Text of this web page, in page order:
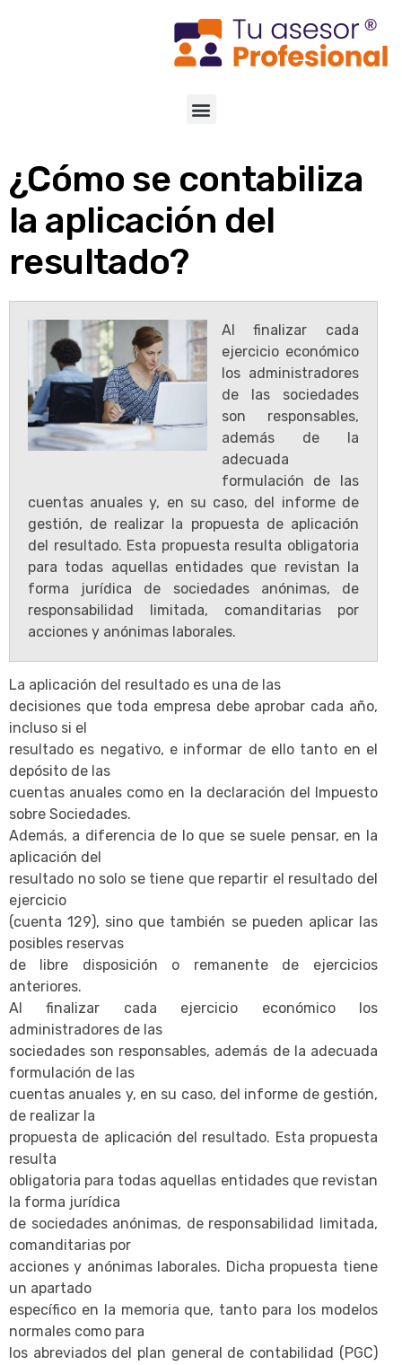
¿Cómo se contabiliza
la aplicación del
resultado?
Al finalizar cada
ejercicio económico
los administradores
de las sociedades
son responsables,
además de la
adecuada
formulación de las
cuentas anuales y, en su caso, del informe de
gestión, de realizar la propuesta de aplicación
del resultado. Esta propuesta resulta obligatoria
para todas aquellas entidades que revistan la
forma jurídica de sociedades anónimas, de
responsabilidad limitada, comanditarias por
acciones y anónimas laborales.
La aplicación del resultado es una de las
decisiones que toda empresa debe aprobar cada año,
incluso si el
resultado es negativo, e informar de ello tanto en el
depósito de las
cuentas anuales como en la declaración del Impuesto
sobre Sociedades.
Además, a diferencia de lo que se suele pensar, en la
aplicación del
resultado no solo se tiene que repartir el resultado del
ejercicio
(cuenta 129), sino que también se pueden aplicar las
posibles reservas
de libre disposición o remanente de ejercicios
anteriores.
Al finalizar cada ejercicio económico los
administradores de las
sociedades son responsables, además de la adecuada
formulación de las
cuentas anuales y, en su caso, del informe de gestión,
de realizar la
propuesta de aplicación del resultado. Esta propuesta
resulta
obligatoria para todas aquellas entidades que revistan
la forma jurídica
de sociedades anónimas, de responsabilidad limitada,
comanditarias por
acciones y anónimas laborales. Dicha propuesta tiene
un apartado
específico en la memoria que, tanto para los modelos
normales como para
los abreviados del plan general de contabilidad (PGC)